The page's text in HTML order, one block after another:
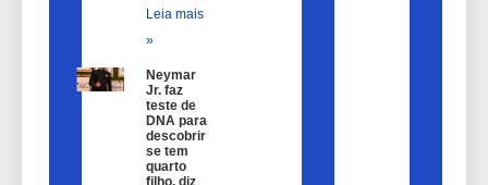
Leia mais
»
Neymar
Jr. faz
teste de
DNA para
descobrir
se tem
quarto
filho, diz